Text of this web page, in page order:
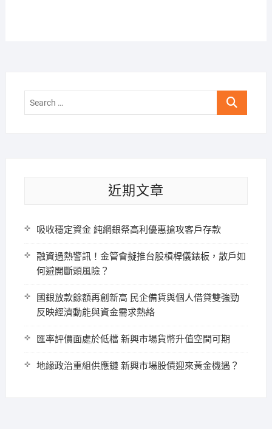
Search
近期文章
吸收穩定資金 純網銀祭高利優惠搶攻客戶存款
融資過熱警訊！金管會擬推台股槓桿儀錶板，散戶如
何避開斷頭風險？
國銀放款餘額再創新高 民企備貨與個人借貸雙強勁
反映經濟動能與資金需求熱絡
匯率評價面處於低檔 新興市場貨幣升值空間可期
地緣政治重組供應鏈 新興市場股債迎來黃金機遇？